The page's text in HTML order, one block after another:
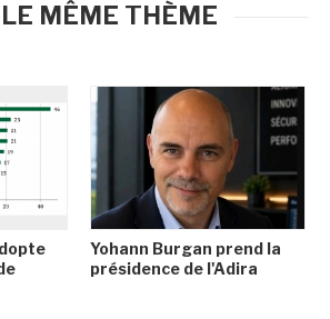
MÊME THÈME
Yohann Burgan prend la
présidence de l'Adira